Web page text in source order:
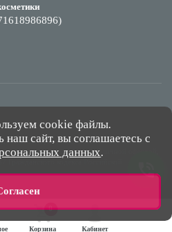
0
Корзина Кабинет
интернет-сайт носит исключительно
условиях не является публичной офертой,
Гражданского кодекса Российской
cookie файлы.
наш сайт, вы соглашаетесь с
данных.